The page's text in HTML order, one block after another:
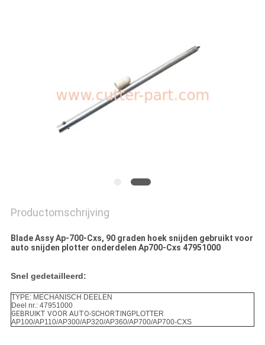
Productomschrijving
Blade Assy Ap-700-Cxs, 90 graden hoek snijden gebruikt voor
auto snijden plotter onderdelen Ap700-Cxs 47951000
Snel gedetailleerd:
TYPE: MECHANISCH DEELEN
Deel nr.: 47951000
GEBRUIKT VOOR AUTO-SCHORTING PLOTTER
AP100/AP110/AP300/AP320/AP360/AP700/AP700-CXS